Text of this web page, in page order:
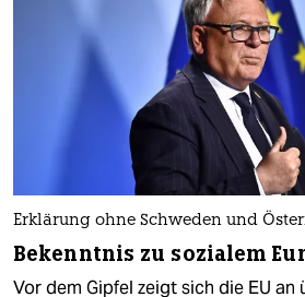
Erklärung ohne Schweden und
Bekenntnis zu sozialem
Vor dem Gipfel zeigt sich die EU an